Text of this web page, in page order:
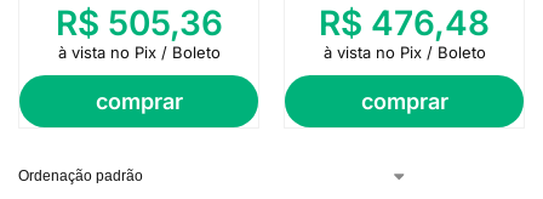
comprar
R$ 505,36
à vista no Pix / Boleto
comprar
R$ 476,48
à vista no Pix / Boleto